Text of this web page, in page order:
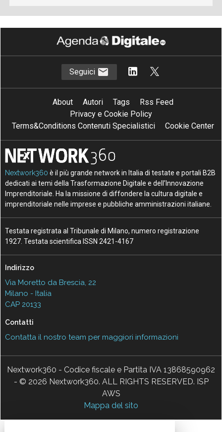
Seguici
About Autori Tags
Rss Feed
Privacy e Cookie Policy
Terms&Conditions Contenuti Specialistici
Cookie Center
Nextwork360 è il più grande network in Italia di testate e portali B2B
dedicati ai temi della Trasformazione Digitale e dell’Innovazione
Imprenditoriale. Ha la missione di diffondere la cultura digitale e
imprenditoriale nelle imprese e pubbliche amministrazioni italiane.
Testata registrata al Tribunale di Milano, numero registrazione
1927. Testata scientifica ISSN 2421-4167
Indirizzo
Via Moretto da Brescia, 22
Milano - Italia
CAP 20133
Contatti
Contatta il nostro team per maggiori informazioni
Nextwork360 - Codice fiscale e Partita IVA 13868590962
- © 2026 Nextwork360. ALL RIGHTS RESERVED. ISP
AWS
Mappa del sito